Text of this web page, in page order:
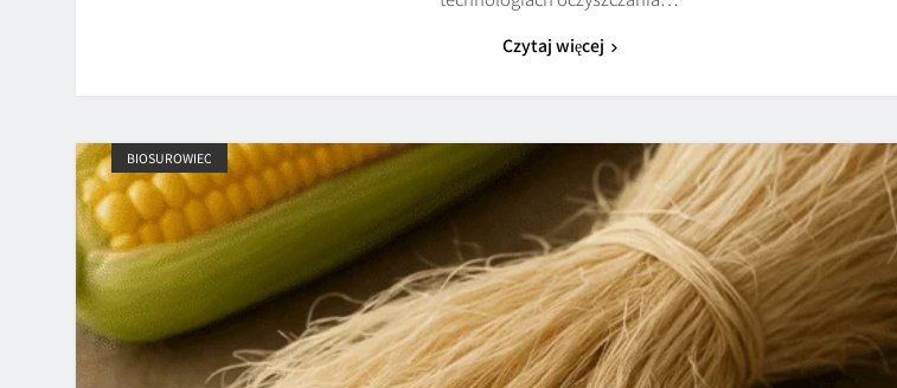
Czytaj więcej
BIOSUROWIEC